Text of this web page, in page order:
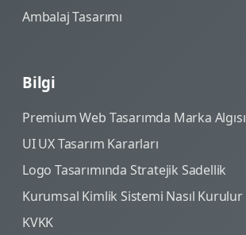
Ambalaj Tasarımı
Bilgi
Premium Web Tasarımda Marka Algısı
UI UX Tasarım Kararları
Logo Tasarımında Stratejik Sadellik
Kurumsal Kimlik Sistemi Nasıl Kurulur
KVKK